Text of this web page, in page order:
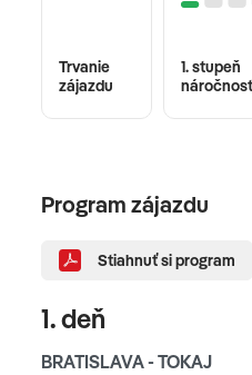
Trvanie
zájazdu
1. stupeň
Program zájazdu
Stiahnuť si program
1. deň
BRATISLAVA - TOKAJ